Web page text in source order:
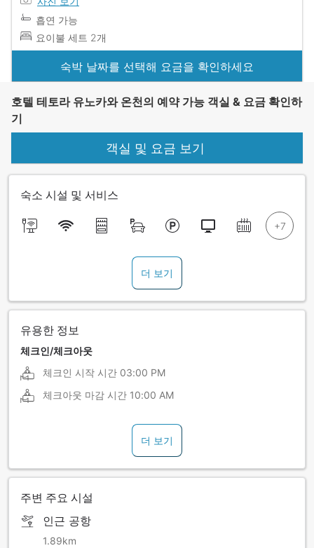
흡연 가능
요이불 세트 2개
숙박 날짜를 선택해 요금을 확인하세요
호텔 테토라 유노카와 온천의 예약 가능 객실 & 요금 확인하
기
객실 및 요금 보기
숙소 시설 및 서비스
더 보기
유용한 정보
체크인/체크아웃
체크인 시작 시간 03:00 PM
체크아웃 마감 시간 10:00 AM
더 보기
주변 주요 시설
인근 공항
1.89km